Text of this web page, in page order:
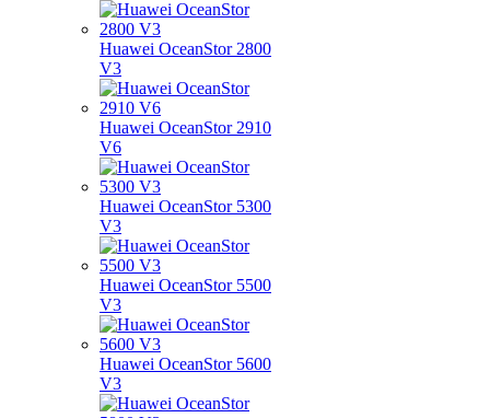
Huawei OceanStor 2800
V3
Huawei OceanStor 2910
V6
Huawei OceanStor 5300
V3
Huawei OceanStor 5500
V3
Huawei OceanStor 5600
V3